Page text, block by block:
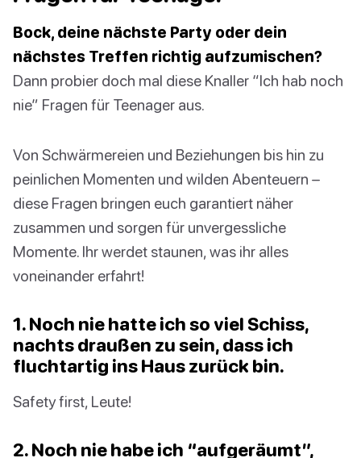
Bock, deine nächste Party oder dein
nächstes Treffen richtig aufzumischen?
Dann probier doch mal diese Knaller “Ich hab noch
nie” Fragen für Teenager aus.
Von Schwärmereien und Beziehungen bis hin zu
peinlichen Momenten und wilden Abenteuern –
diese Fragen bringen euch garantiert näher
zusammen und sorgen für unvergessliche
Momente. Ihr werdet staunen, was ihr alles
voneinander erfahrt!
1. Noch nie hatte ich so viel Schiss,
nachts draußen zu sein, dass ich
fluchtartig ins Haus zurück bin.
Safety first, Leute!
2. Noch nie habe ich “aufgeräumt”,